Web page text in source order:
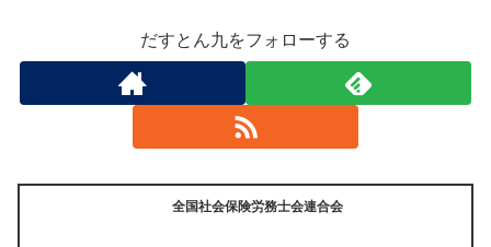
だすとん九をフォローする
全国社会保険労務士会連合会